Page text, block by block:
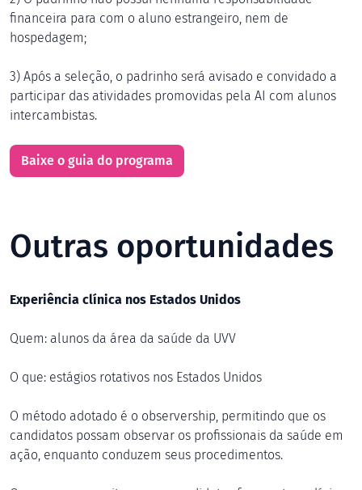
financeira para com o aluno estrangeiro, nem de
hospedagem;
3) Após a seleção, o padrinho será avisado e convidado a
participar das atividades promovidas pela AI com alunos
intercambistas.
Baixe o guia do programa
Outras oportunidades
Experiência clínica nos Estados Unidos
Quem: alunos da área da saúde da UVV
O que: estágios rotativos nos Estados Unidos
O método adotado é o observership, permitindo que os
candidatos possam observar os profissionais da saúde em
ação, enquanto conduzem seus procedimentos.